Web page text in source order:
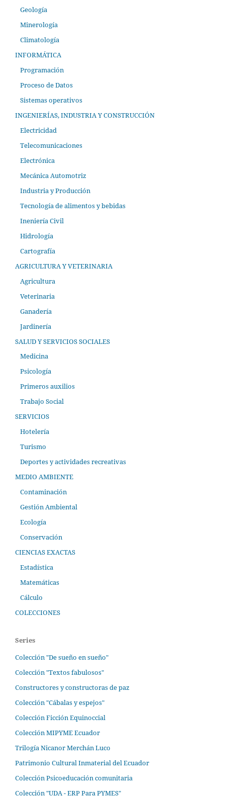
Geología
Minerología
Climatología
INFORMÁTICA
Programación
Proceso de Datos
Sistemas operativos
INGENIERÍAS, INDUSTRIA Y CONSTRUCCIÓN
Electricidad
Telecomunicaciones
Electrónica
Mecánica Automotriz
Industria y Producción
Tecnología de alimentos y bebidas
Ineniería Civil
Hidrología
Cartografía
AGRICULTURA Y VETERINARIA
Agricultura
Veterinaria
Ganadería
Jardinería
SALUD Y SERVICIOS SOCIALES
Medicina
Psicología
Primeros auxilios
Trabajo Social
SERVICIOS
Hotelería
Turismo
Deportes y actividades recreativas
MEDIO AMBIENTE
Contaminación
Gestión Ambiental
Ecología
Conservación
CIENCIAS EXACTAS
Estadística
Matemáticas
Cálculo
COLECCIONES
Series
Colección "De sueño en sueño"
Colección "Textos fabulosos"
Constructores y constructoras de paz
Colección "Cábalas y espejos"
Colección Ficción Equinoccial
Colección MIPYME Ecuador
Trilogía Nicanor Merchán Luco
Patrimonio Cultural Inmaterial del Ecuador
Colección Psicoeducación comunitaria
Colección "UDA - ERP Para PYMES"